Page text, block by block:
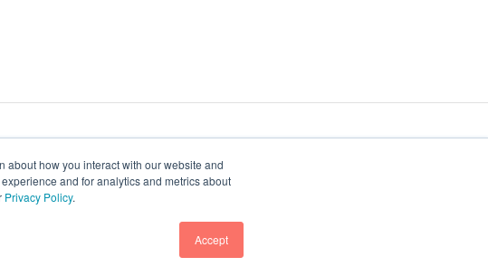
about how you interact with our website and
and for analytics and metrics about
Privacy Policy.
Accept